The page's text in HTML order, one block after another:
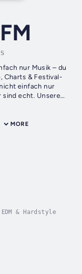
nur Musik – du
Charts & Festival-
einfach nur
die...
MORE
& Hardstyle